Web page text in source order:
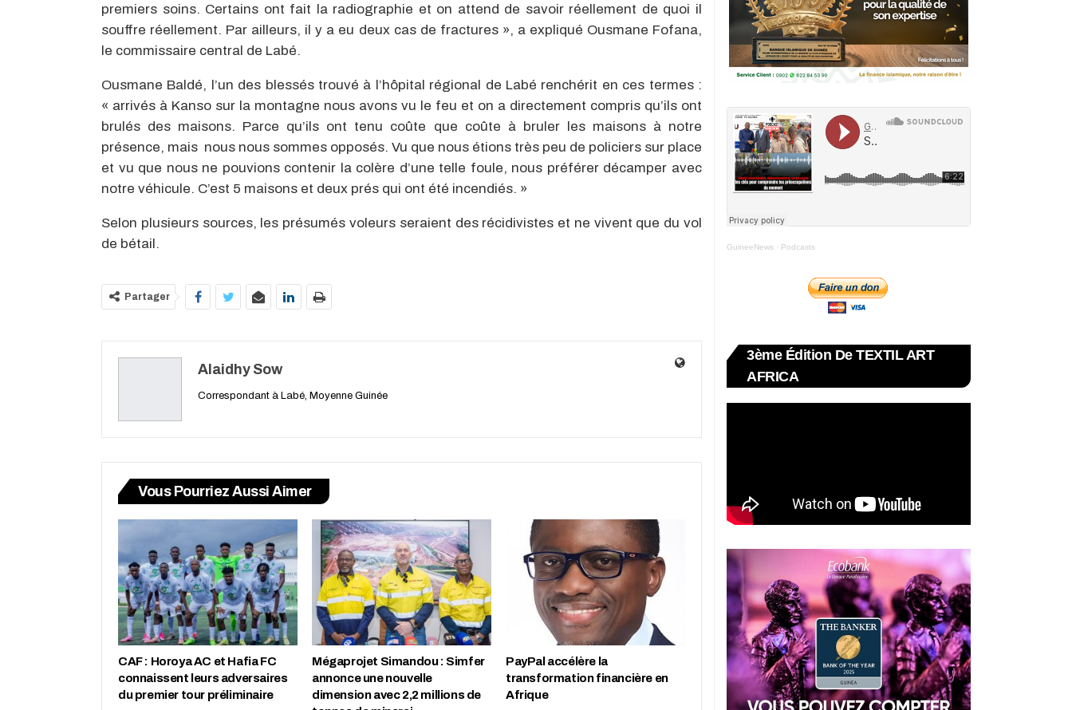
premiers soins. Certains ont fait la radiographie et on attend de savoir réellement de quoi il
souffre réellement. Par ailleurs, il y a eu deux cas de fractures », a expliqué Ousmane Fofana,
le commissaire central de Labé.
Ousmane Baldé, l’un des blessés trouvé à l’hôpital régional de Labé renchérit en ces termes :
« arrivés à Kanso sur la montagne nous avons vu le feu et on a directement compris qu’ils ont
brulés des maisons. Parce qu’ils ont tenu coûte que coûte à bruler les maisons à notre
présence, mais nous nous sommes opposés. Vu que nous étions très peu de policiers sur place
et vu que nous ne pouvions contenir la colère d’une telle foule, nous préférer décamper avec
notre véhicule. C’est 5 maisons et deux prés qui ont été incendiés. »
Selon plusieurs sources, les présumés voleurs seraient des récidivistes et ne vivent que du vol
de bétail.
Partager
Alaidhy Sow
Correspondant à Labé, Moyenne Guinée
Vous Pourriez Aussi Aimer
CAF : Horoya AC et Hafia FC
connaissent leurs adversaires
du premier tour préliminaire
Mégaprojet Simandou : Simfer
annonce une nouvelle
dimension avec 2,2 millions de
PayPal accélère la
transformation financière en
Afrique
GuineeNews · Podcasts
3ème Édition De TEXTIL ART
AFRICA